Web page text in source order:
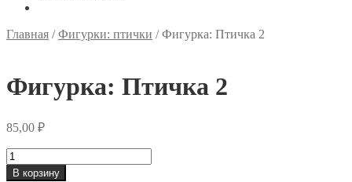
Главная /Фигурки: птички /Фигурка: Птичка 2
Фигурка: Птичка 2
85,00 ₽
Количество
товара
В корзину